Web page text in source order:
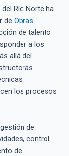
Río Norte ha
de Obras
de talento
a los
allá del
los procesos
de
control
de